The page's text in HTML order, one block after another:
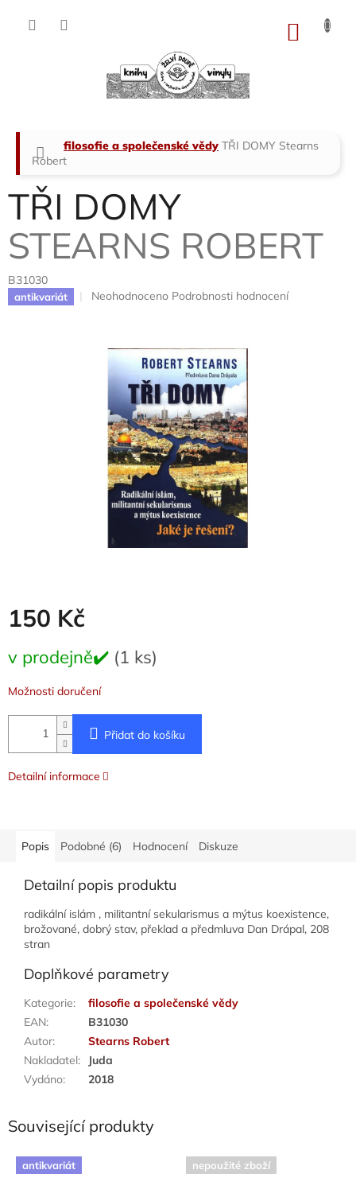
Domů
filosofie a společenské vědy TŘI DOMY Stearns
Robert
TŘI DOMY
STEARNS ROBERT
B31030
antikvariát
Průměrné
hvězdiček.
Neohodnoceno Podrobnosti hodnocení
150 Kč
cena:
v prodejně✔️ (1 ks)
Možnosti doručení
Přidat do košíku
Detailní informace
Popis Podobné (6) Hodnocení Diskuze
Detailní popis produktu
radikální islám , militantní sekularismus a mýtus koexistence,
brožované, dobrý stav, překlad a předmluva Dan Drápal, 208
stran
Doplňkové parametry
Kategorie:
filosofie a společenské vědy
EAN:
B31030
Autor:
Stearns Robert
Nakladatel:
Juda
Vydáno: 2018
Související produkty
antikvariát nepoužité zboží